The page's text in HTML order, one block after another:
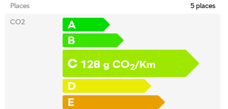
Places
5 places
CO2
A
B
C 128 g CO2/Km
D
E